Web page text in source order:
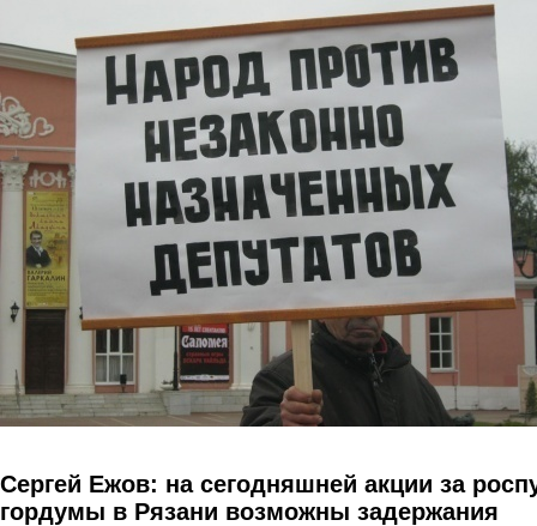
Сергей Ежов: на сегодняшней акции за
гордумы в Рязани возможны задержания